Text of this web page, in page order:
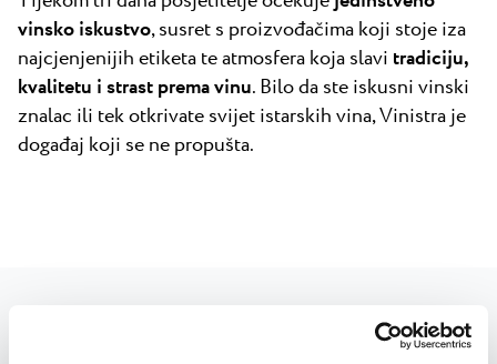
vinsko iskustvo, susret s proizvođačima koji stoje iza
najcjenjenijih etiketa te atmosfera koja slavi tradiciju,
kvalitetu i strast prema vinu. Bilo da ste iskusni vinski
znalac ili tek otkrivate svijet istarskih vina, Vinistra je
događaj koji se ne propušta.
Pogodnosti uz Plavu Lagunu